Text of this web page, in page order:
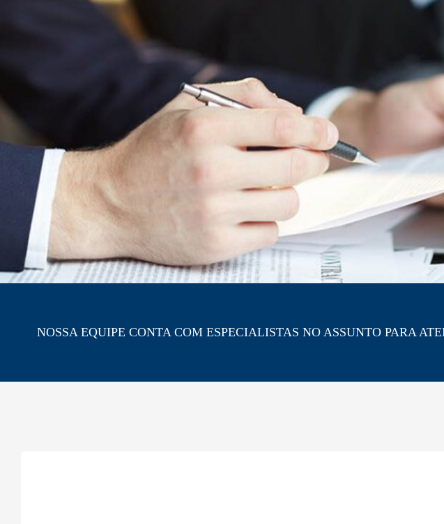
NOSSA EQUIPE CONTA COM ESPECIALISTAS NO ASSUNTO PARA